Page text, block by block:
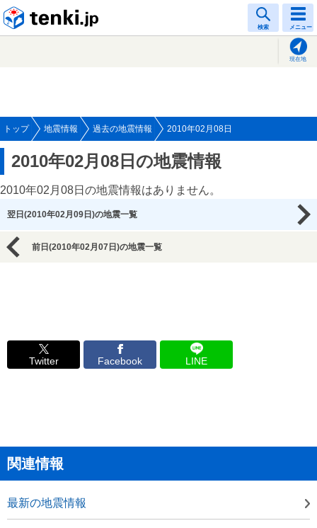
検索 メニュー
現在地
トップ 地震情報 過去の地震情報 2010年02月08日
2010年02月08日の地震情報
2010年02月08日の地震情報はありません。
翌日(2010年02月09日)の地震一覧
前日(2010年02月07日)の地震一覧
Twitter Facebook LINE
関連情報
最新の地震情報